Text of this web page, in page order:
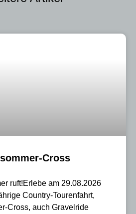
Cross
ruft!Erlebe am 29.08.2026
Country-Tourenfahrt,
Cross, auch Gravelride